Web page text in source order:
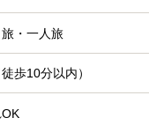
・一人旅
歩10分以内）